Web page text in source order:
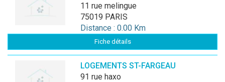
11 rue melingue
75019 PARIS
Distance : 0.00 Km
Fiche détails
LOGEMENTS ST-FARGEAU
91 rue haxo